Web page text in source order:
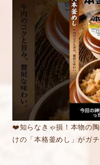
❤️知らなきゃ損！本物の
けの「本格釜めし」がガ